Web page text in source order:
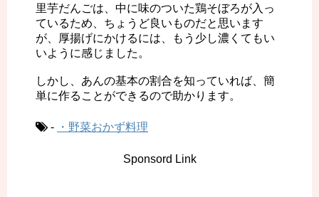
里芋だんごは、中に味のついた鶏そぼろが入っ
ているため、ちょうど良いものだと思います
が、厚揚げにかけるには、もう少し濃くてもい
いように感じました。
しかし、あんの基本の割合を知っていれば、簡
単に作ることができるので助かります。
- ・野菜おかず料理
Sponsord Link